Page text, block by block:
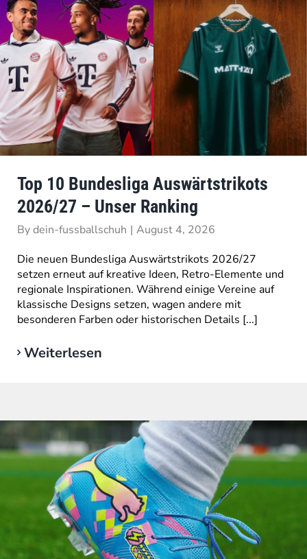
Top 10 Bundesliga Auswärtstrikots
2026/27 – Unser Ranking
Bydein-fussballschuh | August 4, 2026
Die neuen Bundesliga Auswärtstrikots 2026/27
setzen erneut auf kreative Ideen, Retro-Elemente und
regionale Inspirationen. Während einige Vereine auf
klassische Designs setzen, wagen andere mit
besonderen Farben oder historischen Details [...]
Weiterlesen